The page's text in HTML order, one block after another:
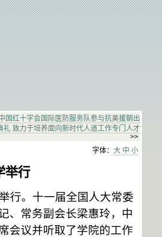
国红十字会国际医防服务队参与抗美援朝出
致力于培养面向新时代人道工作专门人才
>>
字体： 大 中 小
举行
行。十一届全国人大常委
、常务副会长梁惠玲，中
会议并听取了学院的工作